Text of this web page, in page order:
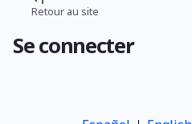
Aller
contenu
d'Ariane
Retour au site
Se connecter